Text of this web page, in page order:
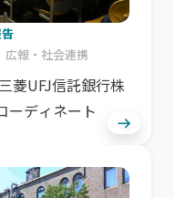
広報・社会連携
菱UFJ信託銀行株
ーディネート